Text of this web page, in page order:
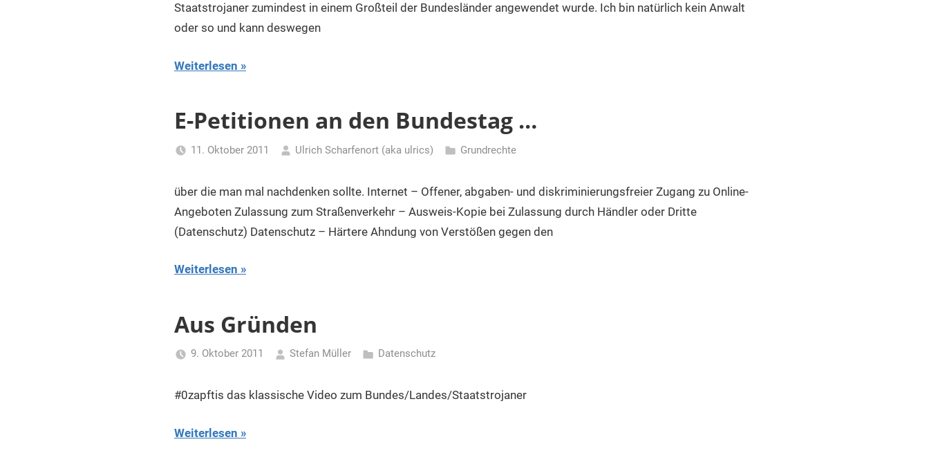
Staatstrojaner zumindest in einem Großteil der Bundesländer angewendet wurde. Ich bin natürlich kein Anwalt
oder so und kann deswegen
Weiterlesen
E-Petitionen an den Bundestag …
11. Oktober 2011 Ulrich Scharfenort (aka ulrics) Grundrechte
über die man mal nachdenken sollte. Internet – Offener, abgaben- und diskriminierungsfreier Zugang zu Online-
Angeboten Zulassung zum Straßenverkehr – Ausweis-Kopie bei Zulassung durch Händler oder Dritte
(Datenschutz) Datenschutz – Härtere Ahndung von Verstößen gegen den
Weiterlesen
Aus Gründen
9. Oktober 2011 Stefan Müller Datenschutz
#0zapftis das klassische Video zum Bundes/Landes/Staatstrojaner
Weiterlesen